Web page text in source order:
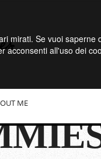
mirati. Se vuoi saperne
acconsenti all'uso dei
ME